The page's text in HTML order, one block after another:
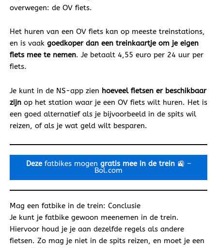
overwegen: de OV fiets.
Het huren van een OV fiets kan op meeste treinstations,
en is vaak goedkoper dan een treinkaartje om je eigen
fiets mee te nemen. Je betaalt 4,55 euro per 24 uur per
fiets.
Je kunt in de NS-app zien hoeveel fietsen er beschikbaar
zijn op het station waar je een OV fiets wilt huren. Het is
een goed alternatief als je bijvoorbeeld in de spits wil
reizen, of als je wat geld wilt besparen.
Dezefatbikes mogen gratis mee in de trein🚉 –
Bol.com
Mag een fatbike in de trein: Conclusie
Je kunt je fatbike gewoon meenemen in de trein.
Hiervoor houd je je aan dezelfde regels als andere
fietsen. Zo mag je niet in de spits reizen, en moet je een